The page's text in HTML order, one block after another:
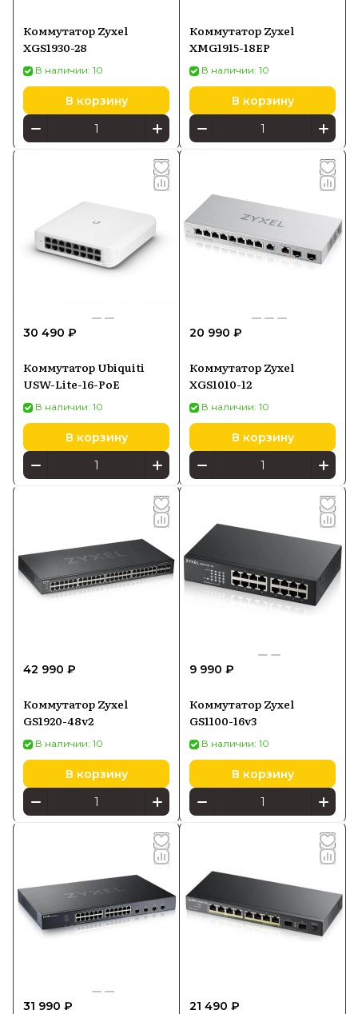
Коммутатор Zyxel
XGS1930-28
В наличии: 10
В корзину
Коммутатор Zyxel
XMG1915-18EP
В наличии: 10
В корзину
30 490 ₽
Коммутатор Ubiquiti
USW-Lite-16-PoE
В наличии: 10
В корзину
20 990 ₽
Коммутатор Zyxel
XGS1010-12
В наличии: 10
В корзину
42 990 ₽
Коммутатор Zyxel
GS1920-48v2
В наличии: 10
В корзину
9 990 ₽
Коммутатор Zyxel
GS1100-16v3
В наличии: 10
В корзину
31 990 ₽ 21 490 ₽